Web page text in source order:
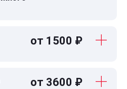
от 1500 ₽
от 3600 ₽